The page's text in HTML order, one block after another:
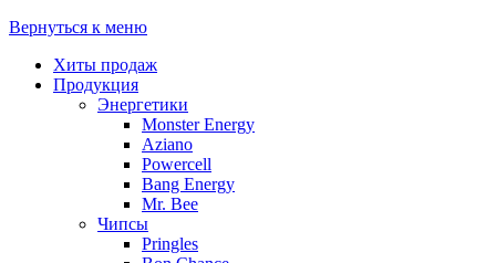
Вернуться к меню
Хиты продаж
Продукция
Энергетики
Monster Energy
Aziano
Powercell
Bang Energy
Mr. Bee
Чипсы
Pringles